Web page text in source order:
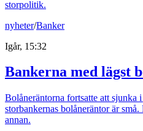
storpolitik.
nyheter/Banker
Igår, 15:32
Bankerna med lägst
Bolåneräntorna fortsatte att sjunka
storbankernas bolåneräntor är
annan.